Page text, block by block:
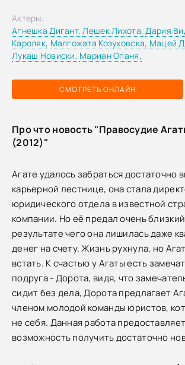
СМОТРЕТЬ ОНЛАЙН
Актеры:
Агнешка Дигант,Лешек Лихота,Дария
Кароляк, Малгожата Козуховска, Мацей
Лукаш Новиски, Мариан Опаня,
Про что новость "Правосудие
(2012)"
Агате удалось забраться достаточно
карьерной лестнице, она стала
юридического отдела в известной
компании. Но её предал очень
результате чего она лишилась даже
денег на счету. Жизнь рухнула, но
встать. К счастью у Агаты есть
подруга - Дорота, видя, что
сидит без дела, Дорота предлагает
членом молодой команды юристов,
не себя. Данная работа
возможность получить достаточно